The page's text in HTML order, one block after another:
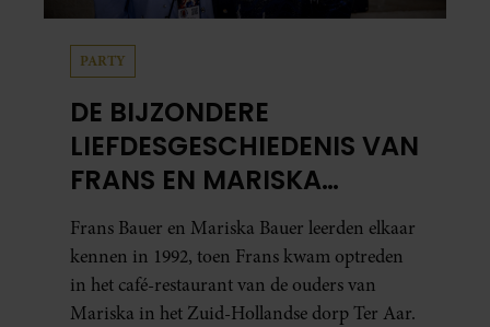
PARTY
DE BIJZONDERE
LIEFDESGESCHIEDENIS VAN
FRANS EN MARISKA
BAUER: OOK IN BED
ELKAARS EERSTE
Frans Bauer en Mariska Bauer leerden elkaar
kennen in 1992, toen Frans kwam optreden
in het café-restaurant van de ouders van
Mariska in het Zuid-Hollandse dorp Ter Aar.